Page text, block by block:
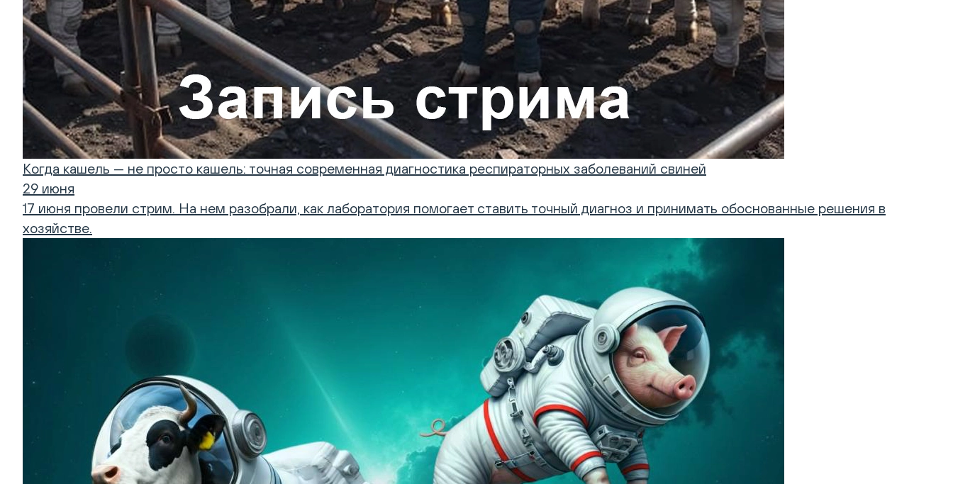
Когда кашель — не просто кашель: точная современная диагностика респираторных заболеваний свиней
29 июня
17 июня провели стрим. На нем разобрали, как лаборатория помогает ставить точный диагноз и принимать обоснованные решения в
хозяйстве.